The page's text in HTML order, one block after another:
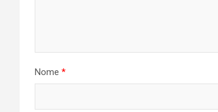
Nome *